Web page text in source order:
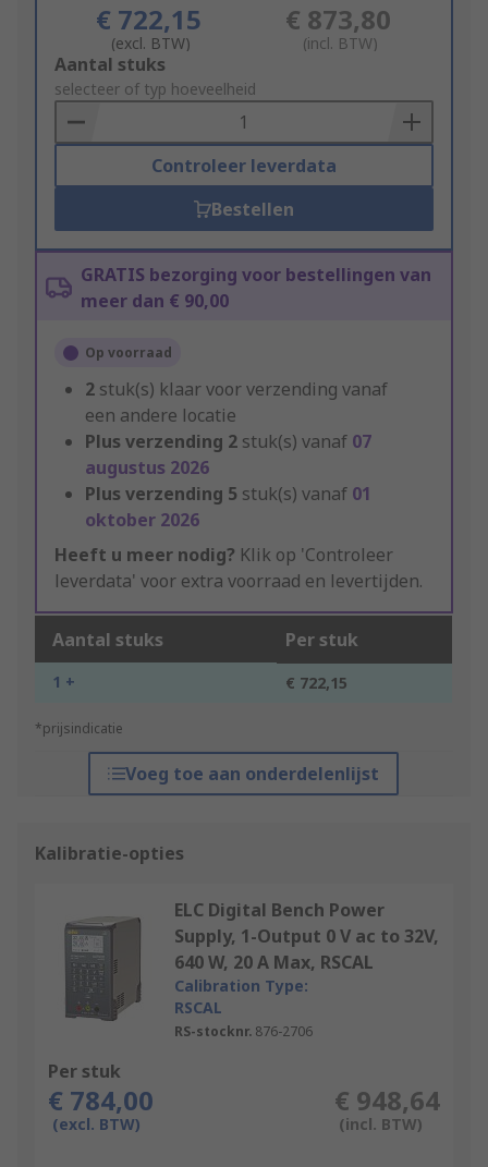
€ 722,15
(excl. BTW)
€ 873,80
(incl. BTW)
Add
to
Basket
Aantal stuks
selecteer of typ hoeveelheid
Controleer leverdata
Bestellen
GRATIS bezorging voor bestellingen van
meer dan € 90,00
Op voorraad
2 stuk(s) klaar voor verzending vanaf
een andere locatie
Plus verzending 2 stuk(s) vanaf 07
augustus 2026
Plus verzending 5 stuk(s) vanaf 01
oktober 2026
Heeft u meer nodig? Klik op 'Controleer
leverdata' voor extra voorraad en levertijden.
Aantal stuks Per stuk
1 + € 722,15
*prijsindicatie
Voeg toe aan onderdelenlijst
Kalibratie-opties
ELC Digital Bench Power
Supply, 1-Output 0 V ac to 32V,
640 W, 20 A Max, RSCAL
Calibration Type:
RSCAL
RS-stocknr. 876-2706
Per stuk
€ 784,00
(excl. BTW)
€ 948,64
(incl. BTW)